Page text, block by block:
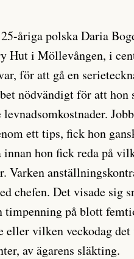
åriga polska Daria
Hut i Möllevången, i
för att gå en
nödvändigt för att hon
ett tips, fick hon
hon fick reda på
Varken
chefen. Det visade sig
timpenning på blott
eller vilken veckodag det
av ägarens släkting.